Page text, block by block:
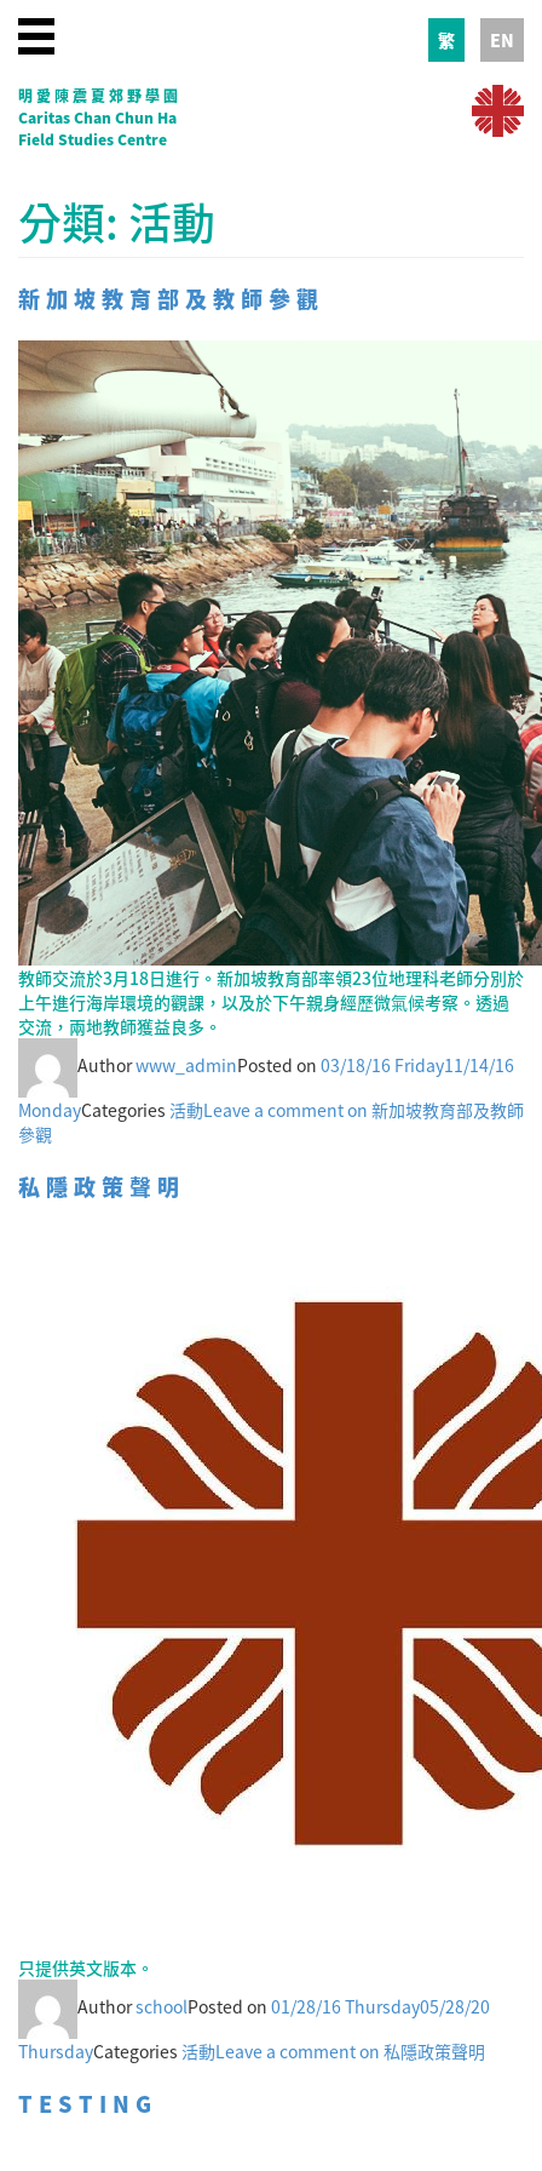
繁 EN
明愛陳震夏郊野學園
Caritas Chan Chun Ha
Field Studies Centre
分類: 活動
新加坡教育部及教師參觀
教師交流於3月18日進行。新加坡教育部率領23位地理科老師分別於
上午進行海岸環境的觀課，以及於下午親身經歷微氣候考察。透過
交流，兩地教師獲益良多。
Authorwww_adminPosted on 03/18/16 Friday11/14/16
MondayCategories 活動Leave a commenton 新加坡教育部及教師
參觀
私隱政策聲明
只提供英文版本。
AuthorschoolPosted on 01/28/16 Thursday05/28/20
ThursdayCategories 活動Leave a commenton 私隱政策聲明
TESTING